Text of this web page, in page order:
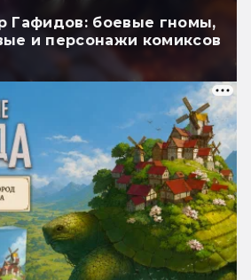
Гафидов: боевые гномы,
и персонажи комиксов